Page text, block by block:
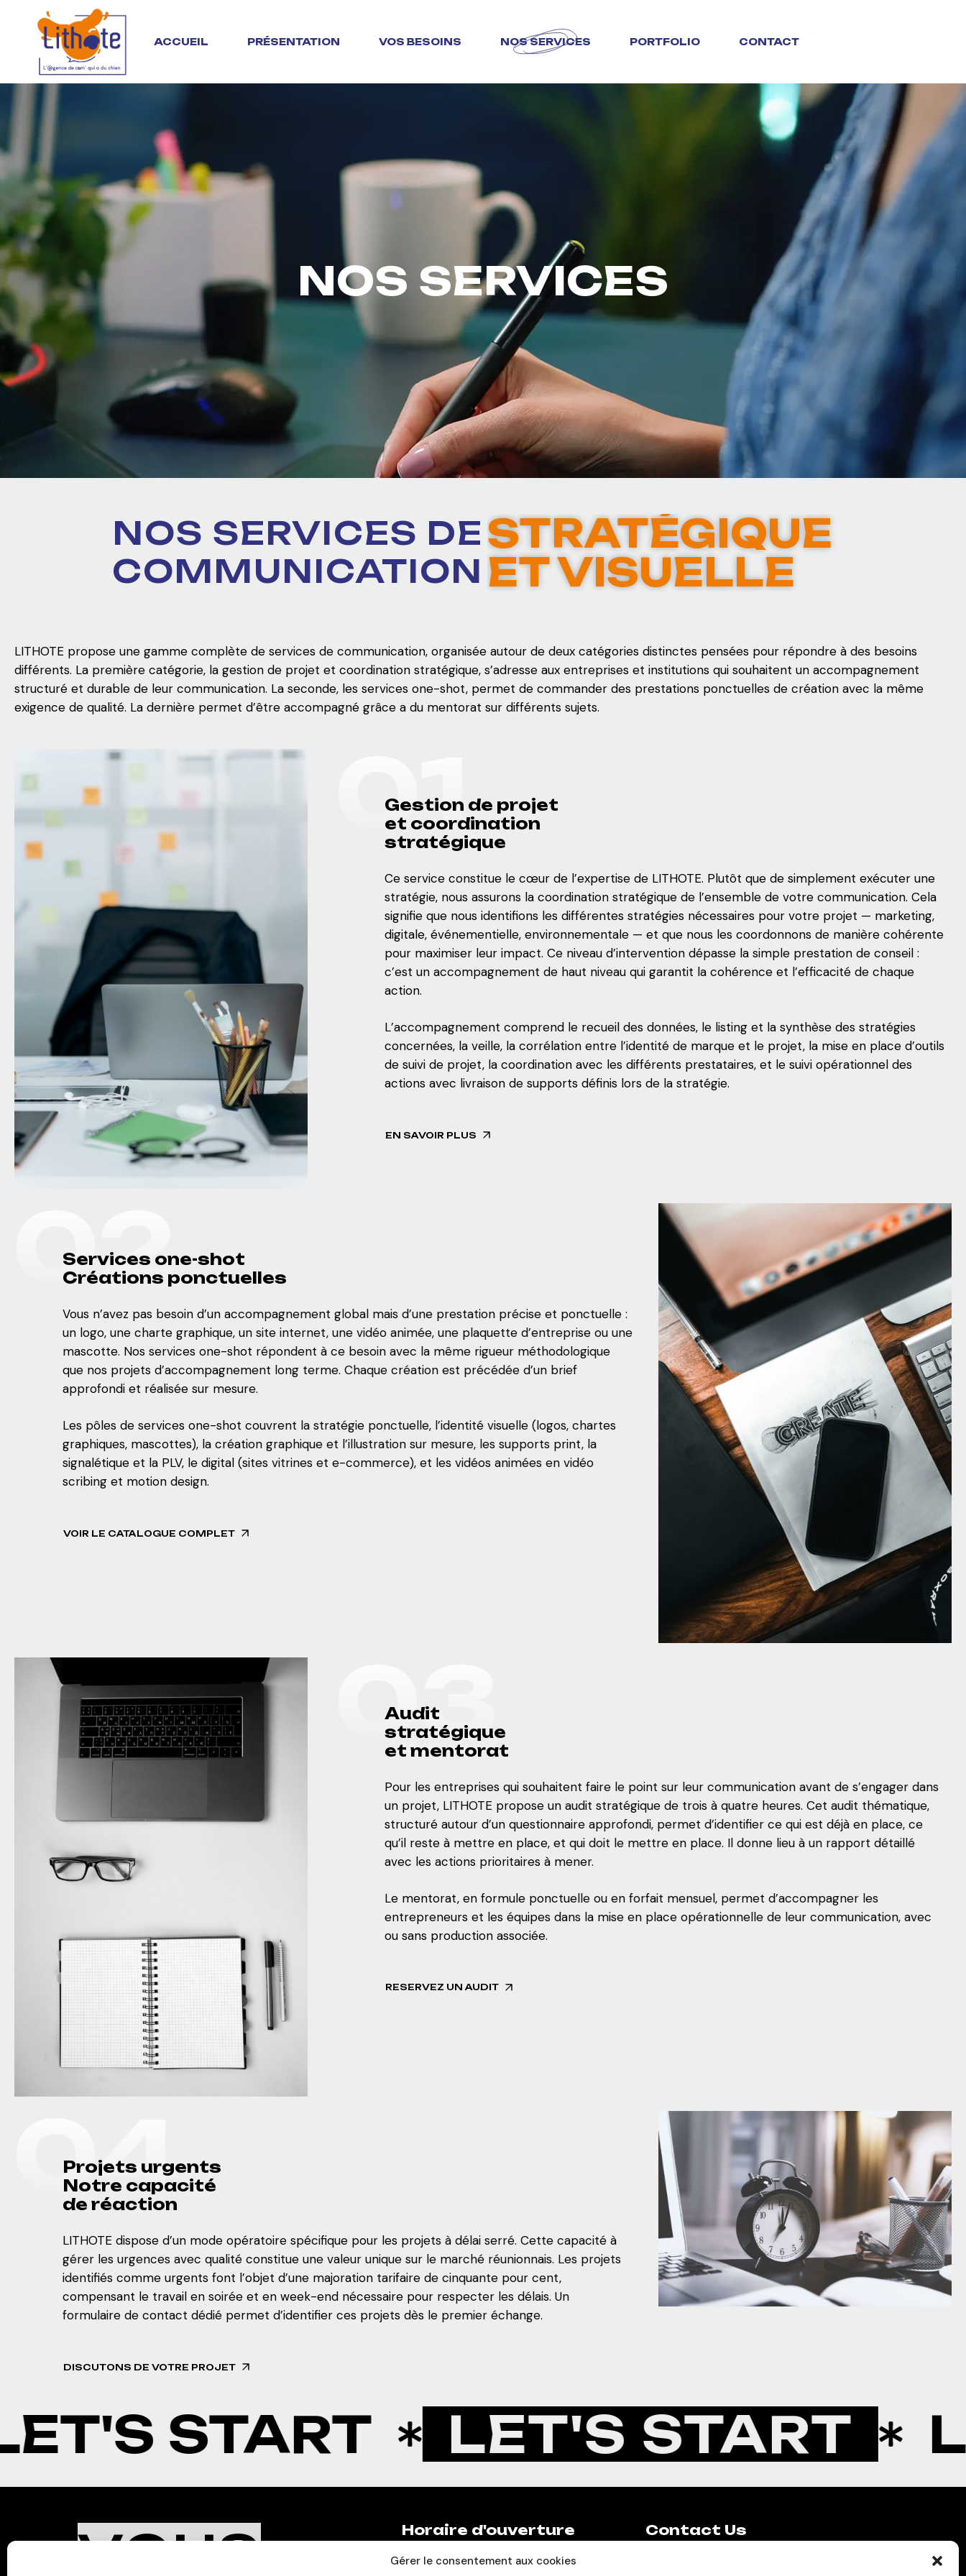
Gérer le consentement aux cookies
ACCUEIL PRÉSENTATION VOS BESOINS NOS SERVICES PORTFOLIO CONTACT
NOS SERVICES
NOS SERVICES DE
COMMUNICATION
STRATÉGIQUE
ET VISUELLE
LITHOTE propose une gamme complète de services de communication, organisée autour de deux catégories distinctes pensées pour répondre à des besoins
différents. La première catégorie, la gestion de projet et coordination stratégique, s’adresse aux entreprises et institutions qui souhaitent un accompagnement
structuré et durable de leur communication. La seconde, les services one-shot, permet de commander des prestations ponctuelles de création avec la même
exigence de qualité. La dernière permet d’être accompagné grâce a du mentorat sur différents sujets.
01
Gestion de projet
et coordination
stratégique
Ce service constitue le cœur de l’expertise de LITHOTE. Plutôt que de simplement exécuter une
stratégie, nous assurons la coordination stratégique de l’ensemble de votre communication. Cela
signifie que nous identifions les différentes stratégies nécessaires pour votre projet — marketing,
digitale, événementielle, environnementale — et que nous les coordonnons de manière cohérente
pour maximiser leur impact. Ce niveau d’intervention dépasse la simple prestation de conseil :
c’est un accompagnement de haut niveau qui garantit la cohérence et l’efficacité de chaque
action.
L’accompagnement comprend le recueil des données, le listing et la synthèse des stratégies
concernées, la veille, la corrélation entre l’identité de marque et le projet, la mise en place d’outils
de suivi de projet, la coordination avec les différents prestataires, et le suivi opérationnel des
actions avec livraison de supports définis lors de la stratégie.
EN SAVOIR PLUS
02
Services one-shot
Créations ponctuelles
Vous n’avez pas besoin d’un accompagnement global mais d’une prestation précise et ponctuelle :
un logo, une charte graphique, un site internet, une vidéo animée, une plaquette d’entreprise ou une
mascotte. Nos services one-shot répondent à ce besoin avec la même rigueur méthodologique
que nos projets d’accompagnement long terme. Chaque création est précédée d’un brief
approfondi et réalisée sur mesure.
Les pôles de services one-shot couvrent la stratégie ponctuelle, l’identité visuelle (logos, chartes
graphiques, mascottes), la création graphique et l’illustration sur mesure, les supports print, la
signalétique et la PLV, le digital (sites vitrines et e-commerce), et les vidéos animées en vidéo
scribing et motion design.
VOIR LE CATALOGUE COMPLET
03
Audit
stratégique
et mentorat
Pour les entreprises qui souhaitent faire le point sur leur communication avant de s’engager dans
un projet, LITHOTE propose un audit stratégique de trois à quatre heures. Cet audit thématique,
structuré autour d’un questionnaire approfondi, permet d’identifier ce qui est déjà en place, ce
qu’il reste à mettre en place, et qui doit le mettre en place. Il donne lieu à un rapport détaillé
avec les actions prioritaires à mener.
Le mentorat, en formule ponctuelle ou en forfait mensuel, permet d’accompagner les
entrepreneurs et les équipes dans la mise en place opérationnelle de leur communication, avec
ou sans production associée.
RESERVEZ UN AUDIT
04
Projets urgents
Notre capacité
de réaction
LITHOTE dispose d’un mode opératoire spécifique pour les projets à délai serré. Cette capacité à
gérer les urgences avec qualité constitue une valeur unique sur le marché réunionnais. Les projets
identifiés comme urgents font l’objet d’une majoration tarifaire de cinquante pour cent,
compensant le travail en soirée et en week-end nécessaire pour respecter les délais. Un
formulaire de contact dédié permet d’identifier ces projets dès le premier échange.
DISCUTONS DE VOTRE PROJET
LET'S START
LET'S
VOUS
Horaire d'ouverture
Lundi au Vendredi: 9:30 - 18:00
Contact Us